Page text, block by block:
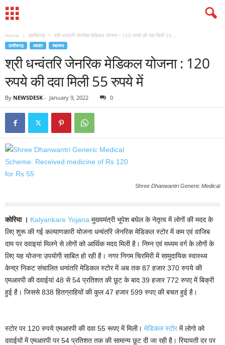
Home छत्तीसगढ़ श्री धन्वंतरि जेनरिक मेडिकल योजना : 120 रुपये की दवा मिली 55...
छत्तीसगढ़ व्यापार स्वास्थ्य
श्री धन्वंतरि जेनरिक मेडिकल योजना : 120
रुपये की दवा मिली 55 रुपये में
By NEWSDESK - January 9, 2022 0
Shree Dhanwantri Generic Medical
कोरिया । Kalyankare Yojana मुख्यमंत्री भूपेश बघेल के नेतृत्व में लोगों की मदद के
लिए शुरू की गई कल्याणकारी योजना धन्वंतरि जेनरिक मेडिकल स्टोर में कम एवं वाजिब
दाम पर दवाइयां मिलने से लोगों को आर्थिक मदद मिली है। निम्न एवं मध्यम वर्ग के लोगों के
लिए यह योजना उपयोगी साबित हो रही है। नगर निगम चिरमिरी में सामुदायिक स्वास्थ्य
केन्द्र निकट संचालित धन्वंतरि मेडिकल स्टोर में अब तक 87 हजार 370 रुपये की
एमआरपी की दवाईयां 48 से 54 प्रतिशत की छूट के बाद 39 हजार 772 रुपए में बिक्री
हुई है। जिससे 838 हितग्राहियों की कुल 47 हजार 599 रुपए की बचत हुई है।
स्टोर पर 120 रुपये एमआरपी की दवा 55 रूपए में मिली। मेडिकल स्टोरमें लोगो को
दवाईयों में एमआरपी पर 54 प्रतिशत तक की सामान्य छूट दी जा रही है। रियायती दर पर